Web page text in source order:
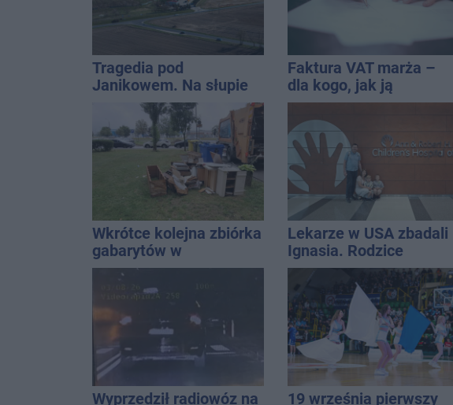
Tragedia pod
Janikowem. Na słupie
energetycznym
znaleziono ciało
mężczyzny
Faktura VAT marża –
dla kogo, jak ją
wystawić i jak rozliczyć
Wkrótce kolejna zbiórka
gabarytów w
Inowrocławiu
Lekarze w USA zbadali
Ignasia. Rodzice
przekazali wieści
Wyprzedził radiowóz na
19 września pierwszy